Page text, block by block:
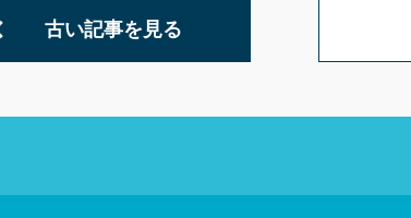
古い記事を見る